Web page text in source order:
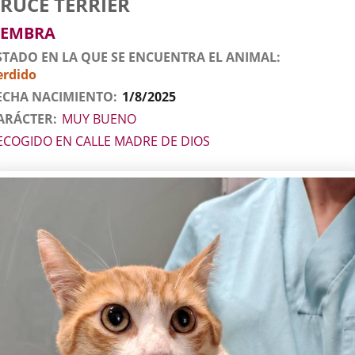
EN LA QUE SE ENCUENTRA EL ANIMAL
NACIMIENTO 1/8/2025
MUY BUENO
EN CALLE MADRE DE DIOS